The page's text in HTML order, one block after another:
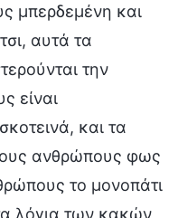
μπερδεμένη και
αυτά τα
την
είναι
και τα
ανθρώπους φως
το μονοπάτι
λόγια των κακών